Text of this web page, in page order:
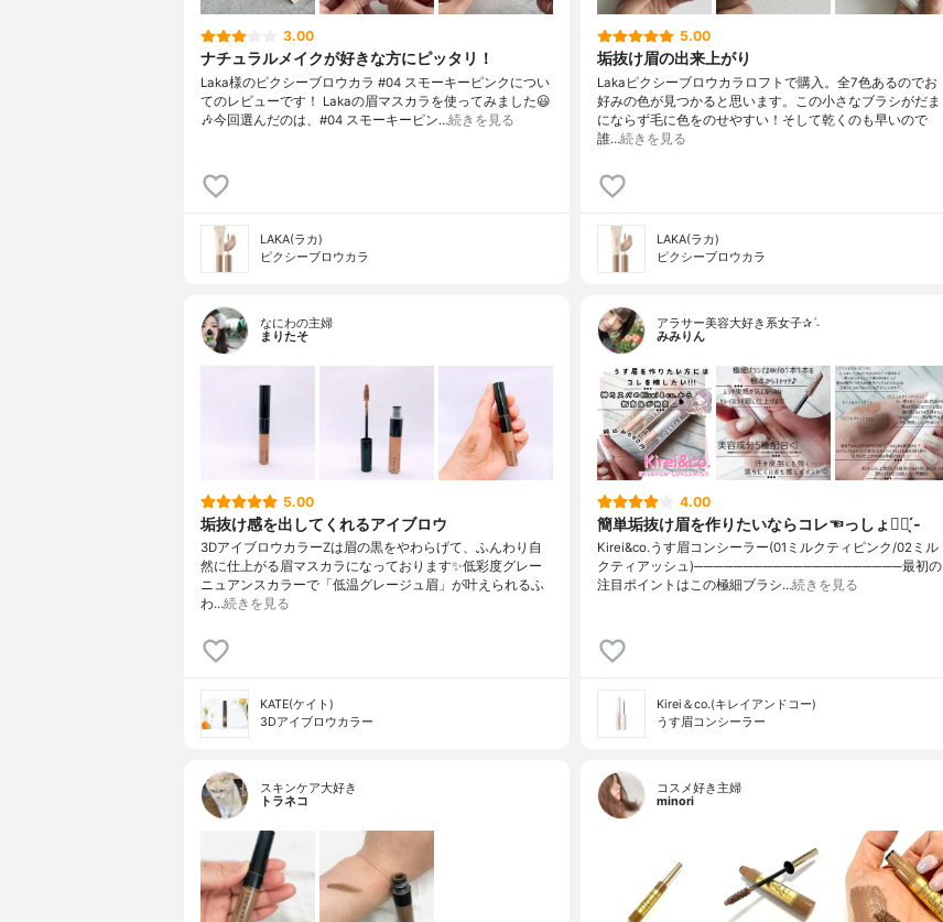
3.00
ナチュラルメイクが好きな方にピッタリ！
Laka様のピクシーブロウカラ #04 スモーキーピンクについ
てのレビューです！ Lakaの眉マスカラを使ってみました😃
🎶今回選んだのは、#04 スモーキーピン…続きを見る
LAKA(ラカ)
ピクシーブロウカラ
5.00
垢抜け眉の出来上がり
Lakaピクシーブロウカラロフトで購入。全7色あるのでお
好みの色が見つかると思います。この小さなブラシがだま
にならず毛に色をのせやすい！そして乾くのも早いので
誰…続きを見る
LAKA(ラカ)
ピクシーブロウカラ
なにわの主婦
まりたそ
5.00
垢抜け感を出してくれるアイブロウ
3DアイブロウカラーZは眉の黒をやわらげて、ふんわり自
然に仕上がる眉マスカラになっております✨低彩度グレー
ニュアンスカラーで「低温グレージュ眉」が叶えられるふ
わ…続きを見る
KATE(ケイト)
3Dアイブロウカラー
アラサー美容大好き系女子✰ˊ˗
みみりん
4.00
簡単垢抜け眉を作りたいならコレ☜っしょ👍🏻 ̖́-
Kirei&co.うす眉コンシーラー(01ミルクティピンク/02ミル
クティアッシュ)─────────────────────最初の
注目ポイントはこの極細ブラシ…続きを見る
Kirei＆co.(キレイアンドコー)
うす眉コンシーラー
スキンケア大好き
トラネコ
コスメ好き主婦
minori